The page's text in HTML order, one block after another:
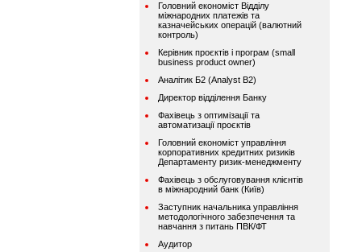
Головний економіст Відділу
міжнародних платежів та
казначейських операцій (валютний
контроль)
Керівник проєктів і програм (small
business product owner)
Аналітик Б2 (Analyst B2)
Директор відділення Банку
Фахівець з оптимізації та
автоматизації проєктів
Головний економіст управління
корпоративних кредитних ризиків
Департаменту ризик-менеджменту
Фахівець з обслуговування клієнтів
в міжнародний банк (Київ)
Заступник начальника управління
методологічного забезпечення та
навчання з питань ПВК/ФТ
Аудитор